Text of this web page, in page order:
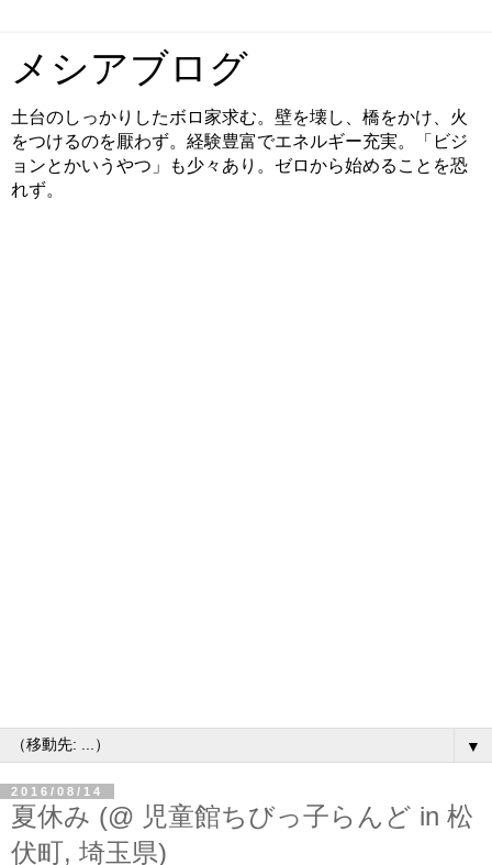
メシアブログ
土台のしっかりしたボロ家求む。壁を壊し、橋をかけ、火
をつけるのを厭わず。経験豊富でエネルギー充実。「ビジ
ョンとかいうやつ」も少々あり。ゼロから始めることを恐
れず。
▼
2016/08/14
夏休み (@ 児童館ちびっ子らんど in 松
伏町, 埼玉県)